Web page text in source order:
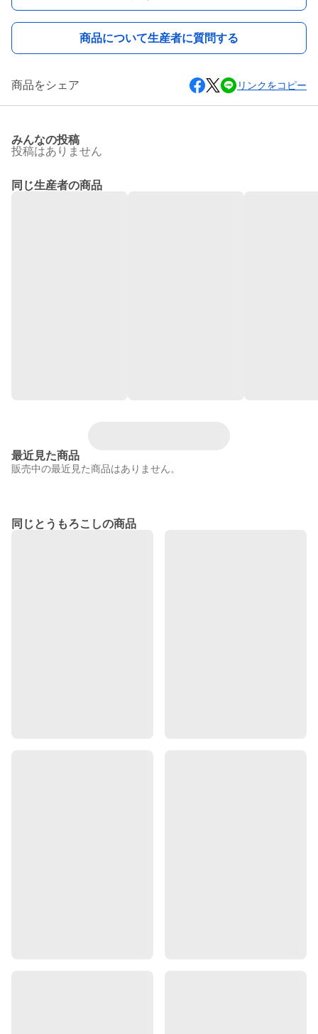
商品について生産者に質問する
商品をシェア リンクをコピー
みんなの投稿
投稿はありません
同じ生産者の商品
最近見た商品
販売中の最近見た商品はありません。
同じとうもろこしの商品